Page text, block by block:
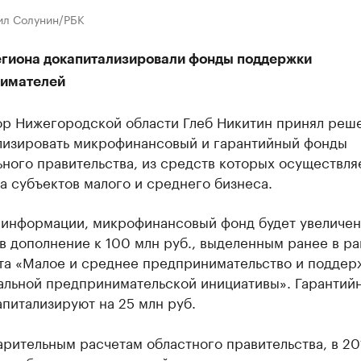
Солунин/РБК
докапитализировали фонды поддержки
Нижегородской области Глеб Никитин принял
микрофинансовый и гарантийный фонды
правительства, из средств которых
субъектов малого и среднего бизнеса.
микрофинансовый фонд будет
дополнение к 100 млн руб., выделенным ранее в
«Малое и среднее предпринимательство и
предпринимательской инициативы».
на 25 млн руб.
расчетам областного правительства, в